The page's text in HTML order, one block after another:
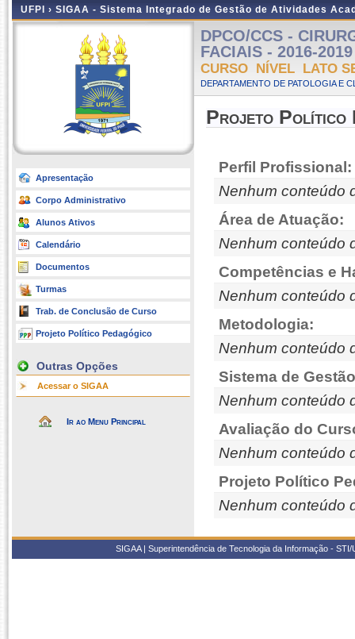
UFPI › SIGAA - Sistema Integrado de Gestão de Atividades
Apresentação
Corpo Administrativo
Alunos Ativos
Calendário
Documentos
Turmas
Trab. de Conclusão de Curso
Projeto Político Pedagógico
Outras Opções
Acessar o SIGAA
Ir ao Menu Principal
DPCO/CCS -
FACIAIS - 2016-
CURSO NÍVEL LATO
DEPARTAMENTO DE PATOLOGIA E
Projeto Político
Perfil Profissional:
Nenhum conteúdo
Área de Atuação:
Nenhum conteúdo
Competências e
Nenhum conteúdo
Metodologia:
Nenhum conteúdo
Sistema de
Nenhum conteúdo
Avaliação do
Nenhum conteúdo
Projeto Político
Nenhum conteúdo
SIGAA | Superintendência de Tecnologia da Informação -